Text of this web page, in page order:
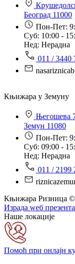
Београд 11000
Пон-Пет:
Суб: 10:00 -
Нед: Нерадна
011 / 3440
Књижара у Земуну
Његошева
Земун 11080
Пон-Пет:
Суб: 09:00 -
Нед: Нерадна
011 / 2199
Књижара Ризница
Израда wеб
Наше локације
Помоћ при онлајн